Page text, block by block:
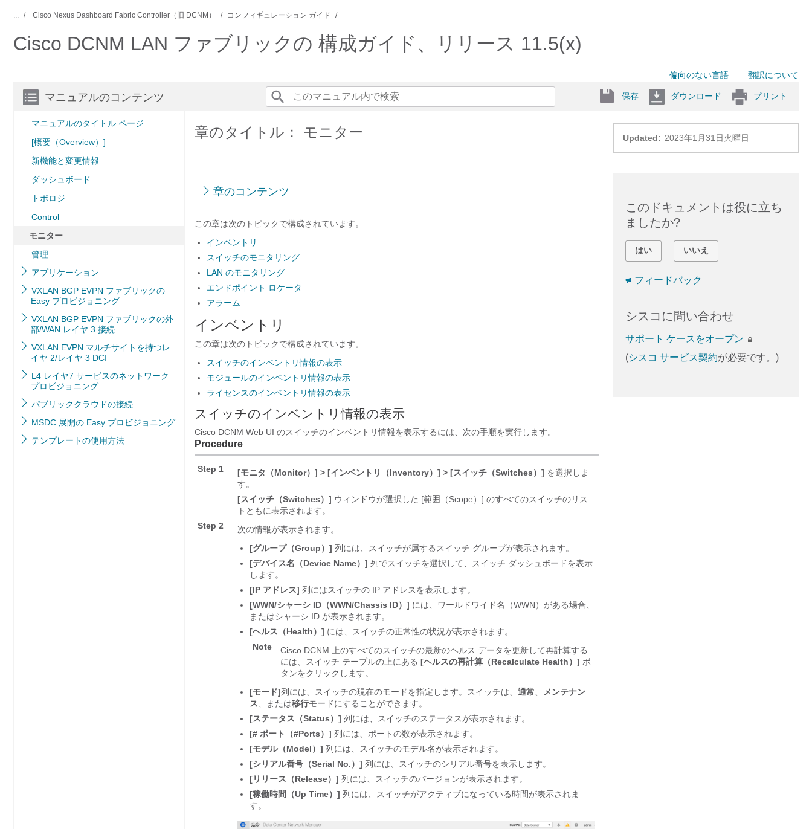
... Cisco Nexus Dashboard Fabric Controller（旧 DCNM） コンフィギュレーション ガイド
Cisco DCNM LAN ファブリックの 構成ガイド、リリース 11.5(x)
偏向のない言語 翻訳について
マニュアルのコンテンツ
マニュアルのタイトル ページ
[概要（Overview）]
新機能と変更情報
ダッシュボード
トポロジ
Control
モニター
管理
アプリケーション
VXLAN BGP EVPN ファブリックの
Easy プロビジョニング
VXLAN BGP EVPN ファブリックの外
部/WAN レイヤ 3 接続
VXLAN EVPN マルチサイトを持つレ
イヤ 2/レイヤ 3 DCI
L4 レイヤ7 サービスのネットワーク
プロビジョニング
パブリッククラウドの接続
MSDC 展開の Easy プロビジョニング
テンプレートの使用方法
保存 ダウンロード プリント
Updated: 2023年1月31日火曜日
章のタイトル： モニター
章のコンテンツ
この章は次のトピックで構成されています。
インベントリ
スイッチのモニタリング
LAN のモニタリング
エンドポイント ロケータ
アラーム
インベントリ
この章は次のトピックで構成されています。
スイッチのインベントリ情報の表示
モジュールのインベントリ情報の表示
ライセンスのインベントリ情報の表示
スイッチのインベントリ情報の表示
Cisco DCNM Web UI のスイッチのインベントリ情報を表示するには、次の手順を実行します。
Procedure
Step 1 [モニタ（Monitor）] > [インベントリ（Inventory）] > [スイッチ（Switches）] を選択しま
す。
[スイッチ（Switches）] ウィンドウが選択した [範囲（Scope）] のすべてのスイッチのリス
トともに表示されます。
Step 2
次の情報が表示されます。
[グループ（Group）] 列には、スイッチが属するスイッチ グループが表示されます。
[デバイス名（Device Name）] 列でスイッチを選択して、スイッチ ダッシュボードを表示
します。
[IP アドレス] 列にはスイッチの IP アドレスを表示します。
[WWN/シャーシ ID（WWN/Chassis ID）] には、ワールドワイド名（WWN）がある場合、
またはシャーシ ID が表示されます。
[ヘルス（Health）] には、スイッチの正常性の状況が表示されます。
Note
Cisco DCNM 上のすべてのスイッチの最新のヘルス データを更新して再計算する
には、スイッチ テーブルの上にある [ヘルスの再計算（Recalculate Health）] ボ
タンをクリックします。
[モード]列には、スイッチの現在のモードを指定します。スイッチは、 通常
メンテナン
ス 、または移行モードにすることができます。
[ステータス（Status）] 列には、スイッチのステータスが表示されます。
[# ポート（#Ports）] 列には、ポートの数が表示されます。
[モデル（Model）] 列には、スイッチのモデル名が表示されます。
[シリアル番号（Serial No.）] 列には、スイッチのシリアル番号を表示します。
[リリース（Release）] 列には、スイッチのバージョンが表示されます。
[稼働時間（Up Time）] 列には、スイッチがアクティブになっている時間が表示されま
す。
このドキュメントは役に立ち
ましたか?
はい いいえ
フィードバック
シスコに問い合わせ
サポート ケースをオープン
(シスコ サービス契約が必要です。)